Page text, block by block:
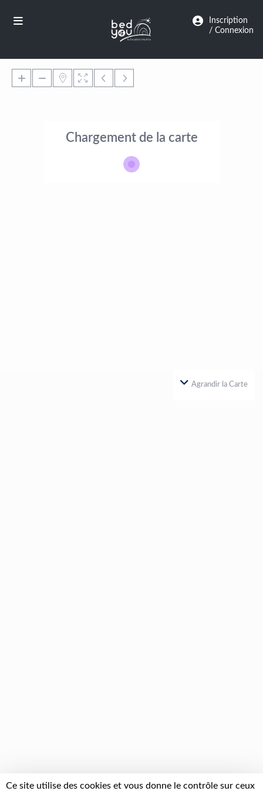
Inscription
/ Connexion
Chargement de la carte
Agrandir la Carte
Ce site utilise des cookies et vous donne le contrôle sur ceux